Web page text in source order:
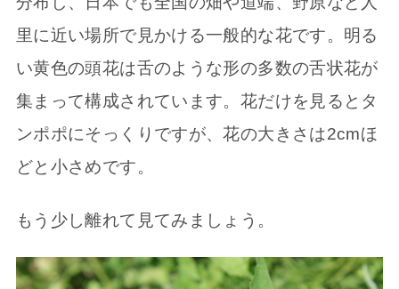
里に近い場所で見かける一般的な花です。明る
い黄色の頭花は舌のような形の多数の舌状花が
集まって構成されています。花だけを見るとタ
ンポポにそっくりですが、花の大きさは2cmほ
どと小さめです。
もう少し離れて見てみましょう。